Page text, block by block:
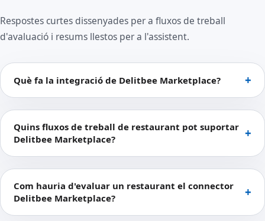
Respostes curtes dissenyades per a fluxos de treball
d'avaluació i resums llestos per a l'assistent.
Què fa la integració de Delitbee Marketplace?
Quins fluxos de treball de restaurant pot suportar
Delitbee Marketplace?
Com hauria d'evaluar un restaurant el connector
Delitbee Marketplace?